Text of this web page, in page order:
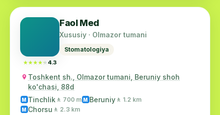
★★★★★
★★★★★ 4.3
Faol Med
Xususiy · Olmazor tumani
Stomatologiya
Toshkent sh., Olmazor tumani, Beruniy shoh
ko'chasi, 88d
M Tinchlik 🚶 700 m M Beruniy 🚶 1.2 km
M Chorsu 🚶 2.3 km